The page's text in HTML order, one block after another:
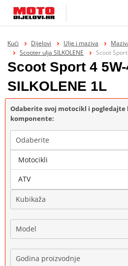
Kući Dijelovi Ulje i maziva
Scooter ulja SILKOLENE
Scoot
Scoot Sport 4
SILKOLENE 1L
Odaberite svoj motocikl i
komponente:
Odaberite
Marka
Kubikaža
Model
Godina proizvodnje
Motocikli
ATV